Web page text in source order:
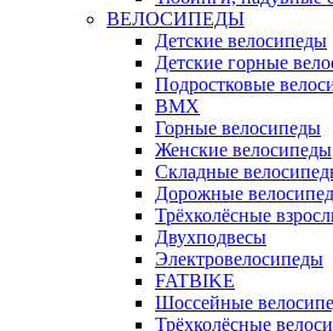
ВЕЛОСИПЕДЫ
Детские велосипеды
Детские горные
Подростковые
BMX
Горные велосипеды
Женские велосипеды
Складные
Дорожные
Трёхколёсные
Двухподвесы
Электровелосипеды
FATBIKE
Шоссейные
Трёхколёсные